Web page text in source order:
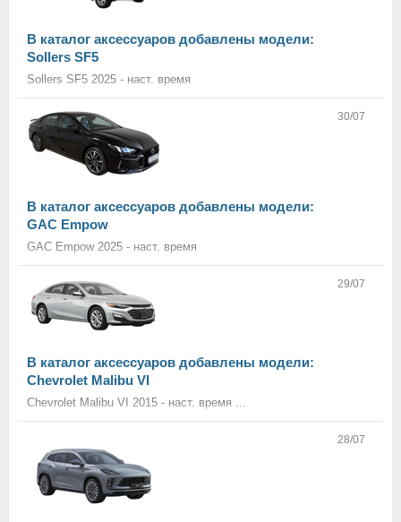
В каталог аксессуаров добавлены модели:
Sollers SF5
Sollers SF5 2025 - наст. время
30/07
В каталог аксессуаров добавлены модели:
GAC Empow
GAC Empow 2025 - наст. время
29/07
В каталог аксессуаров добавлены модели:
Chevrolet Malibu VI
Chevrolet Malibu VI 2015 - наст. время ...
28/07